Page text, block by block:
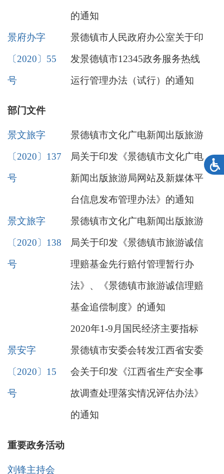
的通知
景府办字
〔2020〕55
号
景德镇市人民政府办公室关于印
发景德镇市12345政务服务热线
运行管理办法（试行）的通知
部门文件
景文旅字
〔2020〕137
号
景德镇市文化广电新闻出版旅游
局关于印发《景德镇市文化广电
新闻出版旅游局网站及新媒体平
台信息发布管理办法》的通知
景文旅字
〔2020〕138
号
景德镇市文化广电新闻出版旅游
局关于印发《景德镇市旅游诚信
理赔基金先行赔付管理暂行办
法》、《景德镇市旅游诚信理赔
基金追偿制度》的通知
2020年1-9月国民经济主要指标
景安字
〔2020〕15
号
景德镇市安委会转发江西省安委
会关于印发《江西省生产安全事
故调查处理落实情况评估办法》
的通知
重要政务活动
刘锋主持会